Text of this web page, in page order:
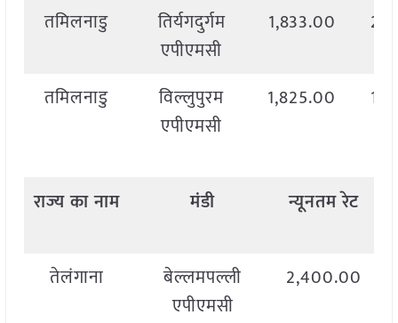
तमिलनाडु
तिर्यगदुर्गम
एपीएमसी
1,833.00
तमिलनाडु
विल्लुपुरम
एपीएमसी
1,825.00
राज्यकानाम मंडी न्यूनतमरेट
तेलंगाना
बेल्लमपल्ली
एपीएमसी
2,400.00